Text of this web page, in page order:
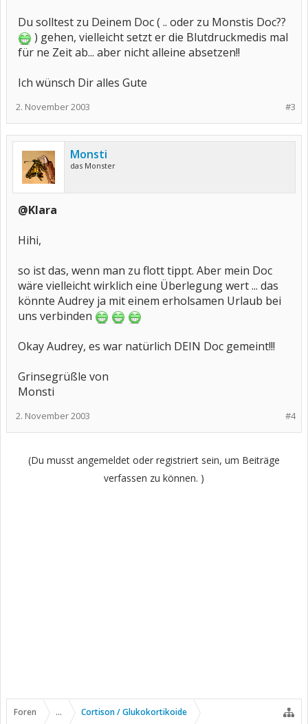
Du solltest zu Deinem Doc ( .. oder zu Monstis Doc??
) gehen, vielleicht setzt er die Blutdruckmedis mal
für ne Zeit ab... aber nicht alleine absetzen!!
Ich wünsch Dir alles Gute
#3
2. November 2003
Monsti
das Monster
@Klara
Hihi,
so ist das, wenn man zu flott tippt. Aber mein Doc
wäre vielleicht wirklich eine Überlegung wert ... das
könnte Audrey ja mit einem erholsamen Urlaub bei
uns verbinden
Okay Audrey, es war natürlich DEIN Doc gemeint!!!
Grinsegrüßle von
Monsti
#4
2. November 2003
(Du musst angemeldet oder registriert sein, um Beiträge
verfassen zu können. )
Foren ... Cortison / Glukokortikoide